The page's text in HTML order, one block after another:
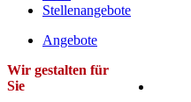
Stellenangebote
Angebote
Wir gestalten für
Sie